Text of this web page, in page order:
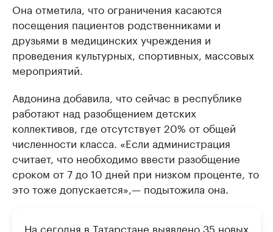
Она отметила, что ограничения касаются
посещения пациентов родственниками и
друзьями в медицинских учреждения и
проведения культурных, спортивных, массовых
мероприятий.
Авдонина добавила, что сейчас в республике
работают над разобщением детских
коллективов, где отсутствует 20% от общей
численности класса. «Если администрация
считает, что необходимо ввести разобщение
сроком от 7 до 10 дней при низком проценте, то
это тоже допускается»,— подытожила она.
На сегодня в Татарстане выявлено 35 новых